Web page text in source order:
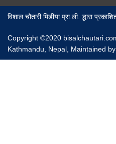
विशाल चौतारी मिडीया प्रा.ली. द्धारा
Copyright ©2020
Kathmandu, Nepal, Maintained